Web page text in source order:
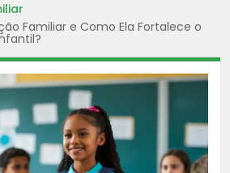
Familiar e Como Ela Fortalece o